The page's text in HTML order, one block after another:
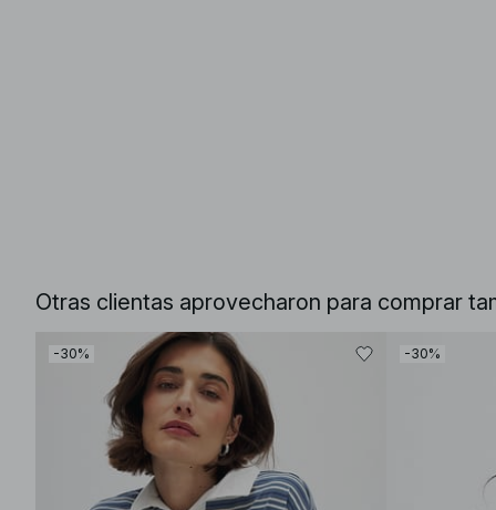
Otras clientas aprovecharon para comprar
-30% -30%